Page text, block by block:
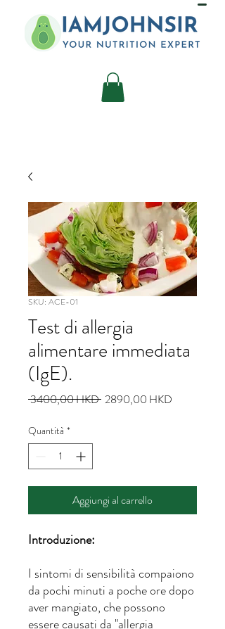
SKU: ACE-01
Test di allergia
alimentare immediata
(IgE).
3400,00 HKD Prezzo
2890,00 HKD
Quantità *
Aggiungi al carrello
Introduzione:
I sintomi di sensibilità compaiono
da pochi minuti a poche ore dopo
aver mangiato, che possono
essere causati da "allergia